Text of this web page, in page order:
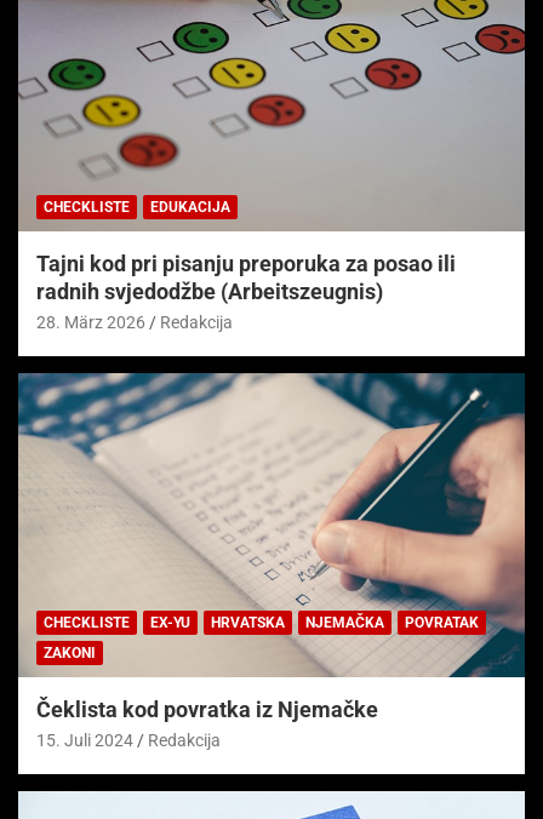
CHECKLISTE EDUKACIJA
Tajni kod pri pisanju preporuka za posao ili
radnih svjedodžbe (Arbeitszeugnis)
28. März 2026 Redakcija
CHECKLISTE EX-YU HRVATSKA NJEMAČKA
POVRATAK
ZAKONI
Čeklista kod povratka iz Njemačke
15. Juli 2024 Redakcija